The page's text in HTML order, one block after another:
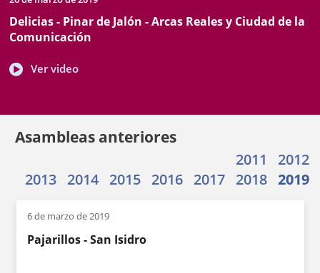
inicio
celebración
Delicias - Pinar de Jalón - Arcas Reales y Ciudad de la
Comunicación
Ver videoEnlace
aplicación
Asambleas anteriores
2019
2018
2017
2016
2015
2014
2013
2012
2011
6 de marzo de 2019
Pajarillos - San Isidro